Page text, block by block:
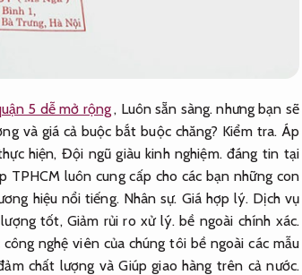
5 dễ mở rộng , Luôn sẵn sàng. nhưng bạn sẽ
và giá cả buộc bắt buộc chăng? Kiểm tra. Áp
hiện, Đội ngũ giàu kinh nghiệm. đáng tin tại
TPHCM luôn cung cấp cho các bạn những con
hiệu nổi tiếng. Nhân sự. Giá hợp lý. Dịch vụ
tốt, Giảm rủi ro xử lý. bề ngoài chính xác.
công nghệ viên của chúng tôi bề ngoài các mẫu
chất lượng và Giúp giao hàng trên cả nước.